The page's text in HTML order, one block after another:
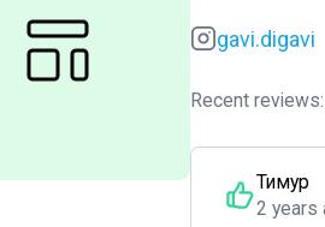
gavi.digavi
Recent reviews:
Тимур
2 years